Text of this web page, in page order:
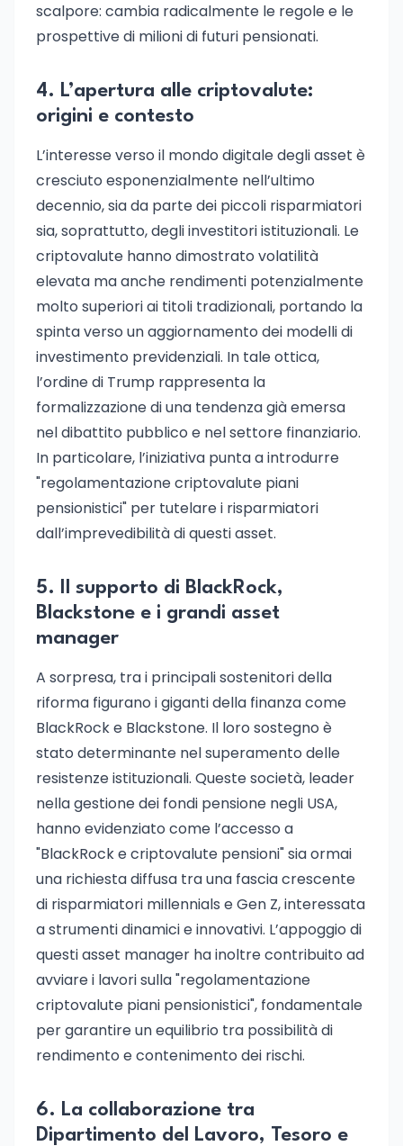
scalpore: cambia radicalmente le regole e le
prospettive di milioni di futuri pensionati.
4. L’apertura alle criptovalute:
origini e contesto
L’interesse verso il mondo digitale degli asset è
cresciuto esponenzialmente nell’ultimo
decennio, sia da parte dei piccoli risparmiatori
sia, soprattutto, degli investitori istituzionali. Le
criptovalute hanno dimostrato volatilità
elevata ma anche rendimenti potenzialmente
molto superiori ai titoli tradizionali, portando la
spinta verso un aggiornamento dei modelli di
investimento previdenziali. In tale ottica,
l’ordine di Trump rappresenta la
formalizzazione di una tendenza già emersa
nel dibattito pubblico e nel settore finanziario.
In particolare, l’iniziativa punta a introdurre
"regolamentazione criptovalute piani
pensionistici" per tutelare i risparmiatori
dall’imprevedibilità di questi asset.
5. Il supporto di BlackRock,
Blackstone e i grandi asset
manager
A sorpresa, tra i principali sostenitori della
riforma figurano i giganti della finanza come
BlackRock e Blackstone. Il loro sostegno è
stato determinante nel superamento delle
resistenze istituzionali. Queste società, leader
nella gestione dei fondi pensione negli USA,
hanno evidenziato come l’accesso a
"BlackRock e criptovalute pensioni" sia ormai
una richiesta diffusa tra una fascia crescente
di risparmiatori millennials e Gen Z, interessata
a strumenti dinamici e innovativi. L’appoggio di
questi asset manager ha inoltre contribuito ad
avviare i lavori sulla "regolamentazione
criptovalute piani pensionistici", fondamentale
per garantire un equilibrio tra possibilità di
rendimento e contenimento dei rischi.
6. La collaborazione tra
Dipartimento del Lavoro, Tesoro e